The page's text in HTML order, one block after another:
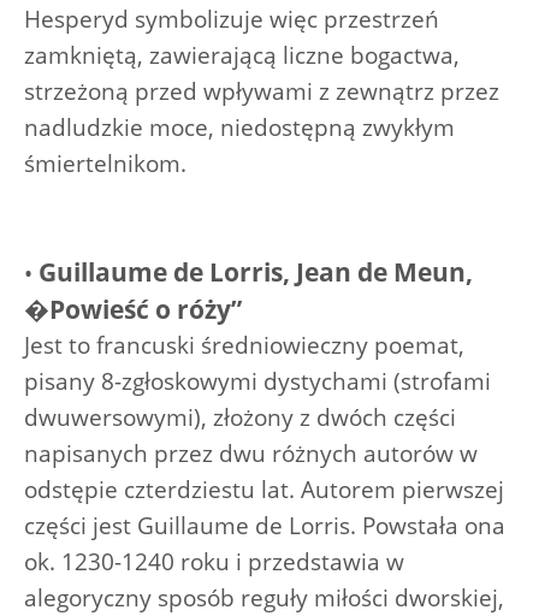
Hesperyd symbolizuje więc przestrzeń
zamkniętą, zawierającą liczne bogactwa,
strzeżoną przed wpływami z zewnątrz przez
nadludzkie moce, niedostępną zwykłym
śmiertelnikom.
• Guillaume de Lorris, Jean de Meun,
�Powieść o róży”
Jest to francuski średniowieczny poemat,
pisany 8-zgłoskowymi dystychami (strofami
dwuwersowymi), złożony z dwóch części
napisanych przez dwu różnych autorów w
odstępie czterdziestu lat. Autorem pierwszej
części jest Guillaume de Lorris. Powstała ona
ok. 1230-1240 roku i przedstawia w
alegoryczny sposób reguły miłości dworskiej,